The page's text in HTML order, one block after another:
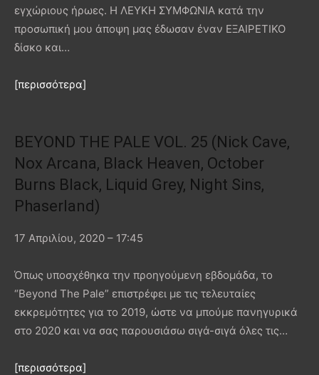
εγχώριους ήρωες. Η ΛΕΥΚΗ ΣΥΜΦΩΝΙΑ κατά την
προσωπική μου άποψη μας έδωσαν έναν ΕΞΑΙΡΕΤΙΚΟ
δίσκο και…
[περισσότερα]
BEYOND THE PALE VOL. 25 (Nick Cave,
Nox Arcana, Black Heaven, October
Burns Black, Liquid Grey, Night Sins,
Phaserland)
17 Απριλίου, 2020 – 17:45
Όπως υποσχέθηκα την προηγούμενη εβδομάδα, το
“Beyond The Pale” επιστρέφει με τις τελευταίες
εκκρεμότητες για το 2019, ώστε να μπούμε πανηγυρικά
στο 2020 και να σας παρουσιάσω σιγά-σιγά όλες τις…
[περισσότερα]